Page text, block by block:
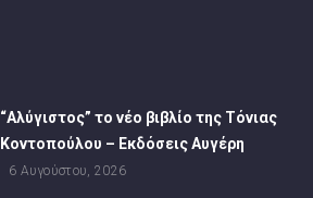
“Αλύγιστος” το νέο βιβλίο της Τόνιας
Κοντοπούλου – Εκδόσεις Αυγέρη
6 Αυγούστου, 2026